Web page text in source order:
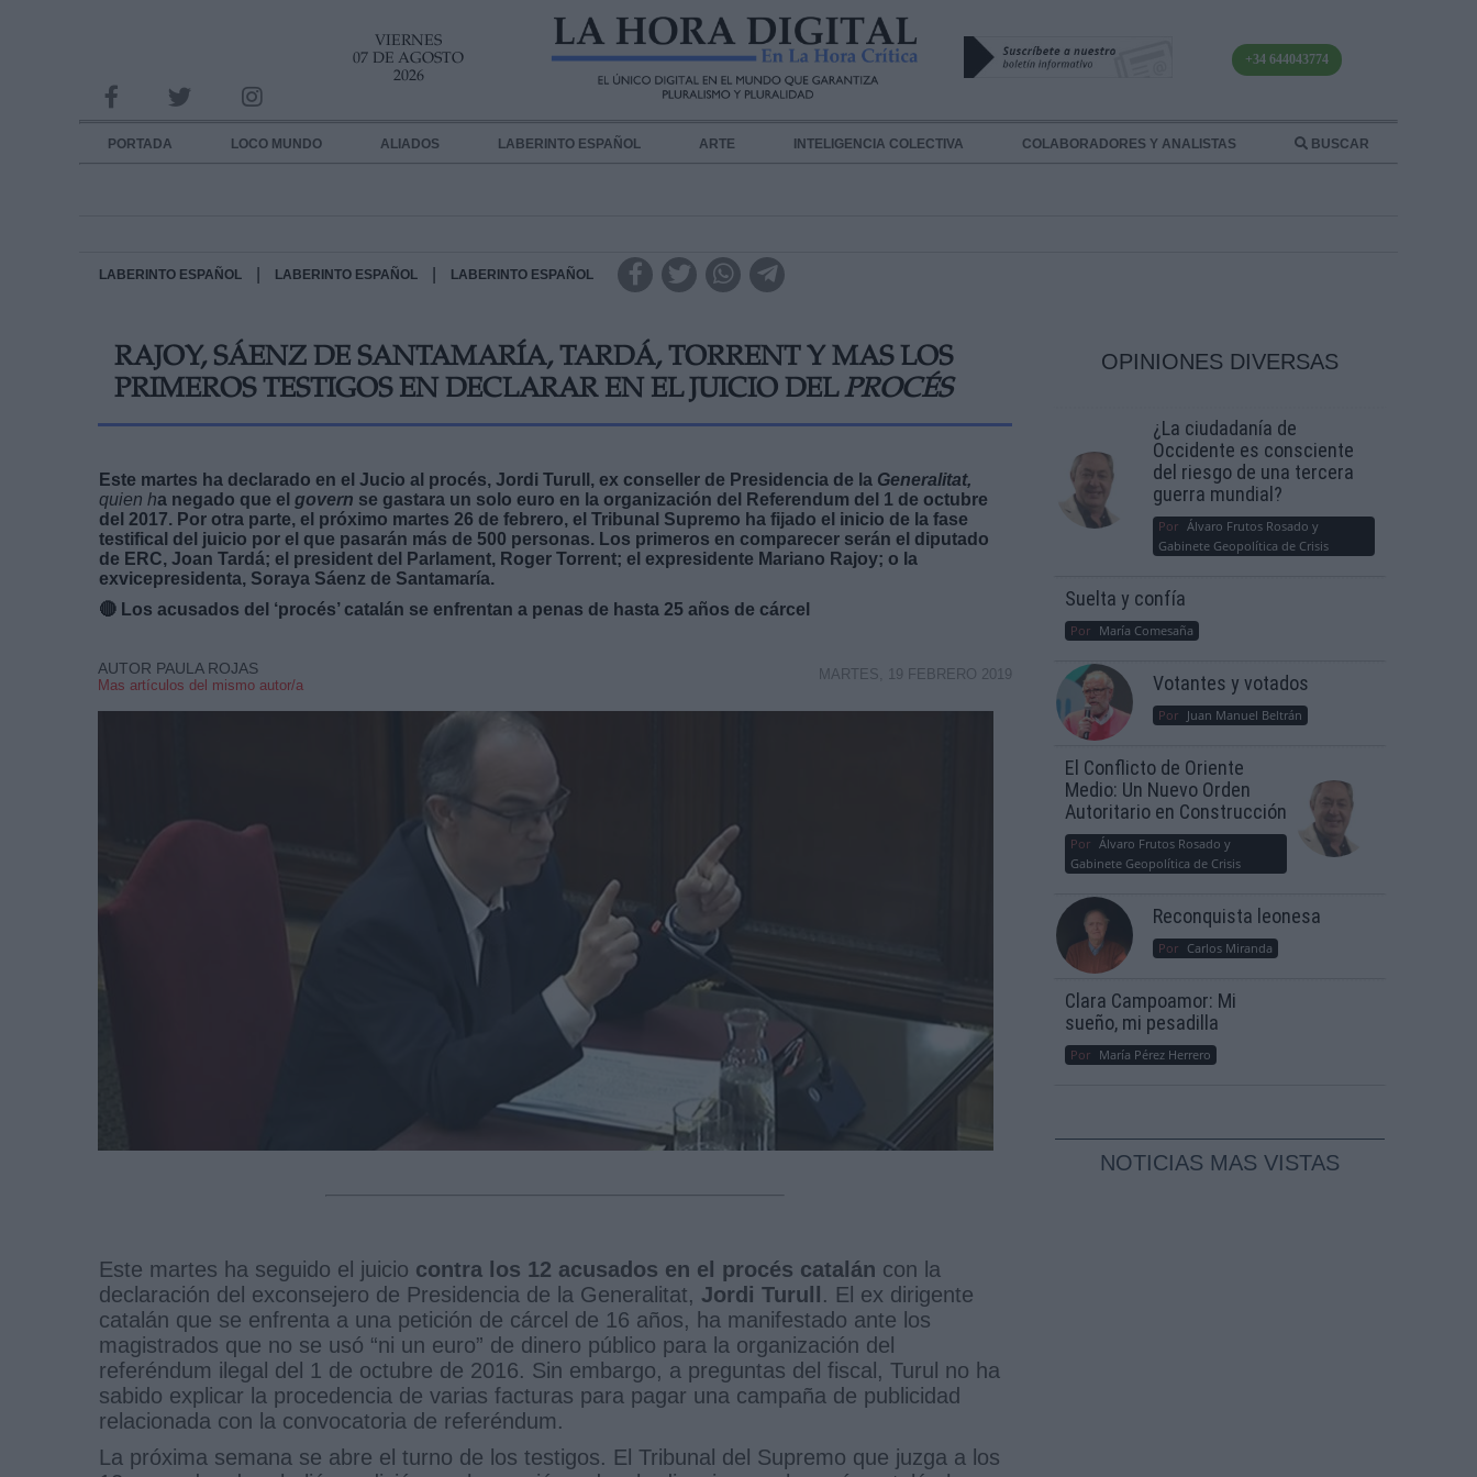
VIERNES
07 DE AGOSTO
2026
+34 644043774
PORTADA LOCO MUNDO ALIADOS LABERINTO ESPAÑOL ARTE INTELIGENCIA COLECTIVA COLABORADORES Y ANALISTAS BUSCAR
LABERINTO ESPAÑOL LABERINTO ESPAÑOL LABERINTO ESPAÑOL
RAJOY, SÁENZ DE SANTAMARÍA, TARDÁ, TORRENT Y MAS LOS
PRIMEROS TESTIGOS EN DECLARAR EN EL JUICIO DELPROCÉS
Este martes ha declarado en el Jucio al procés, Jordi Turull, ex conseller de Presidencia de la Generalitat,
quien ha negado que el govern se gastara un solo euro en la organización del Referendum del 1 de octubre
del 2017. Por otra parte, el próximo martes 26 de febrero, el Tribunal Supremo ha fijado el inicio de la fase
testifical del juicio por el que pasarán más de 500 personas. Los primeros en comparecer serán el diputado
de ERC, Joan Tardá; el president del Parlament, Roger Torrent; el expresidente Mariano Rajoy; o la
exvicepresidenta, Soraya Sáenz de Santamaría.
🔴 Los acusados del ‘procés’ catalán se enfrentan a penas de hasta 25 años de cárcel
AUTOR PAULA ROJAS
Mas artículos del mismo autor/a
MARTES, 19 FEBRERO 2019
Este martes ha seguido el juicio contra los 12 acusados en el procés catalán con la
declaración del exconsejero de Presidencia de la Generalitat, Jordi Turull. El ex dirigente
catalán que se enfrenta a una petición de cárcel de 16 años, ha manifestado ante los
magistrados que no se usó “ni un euro” de dinero público para la organización del
referéndum ilegal del 1 de octubre de 2016. Sin embargo, a preguntas del fiscal, Turul no ha
sabido explicar la procedencia de varias facturas para pagar una campaña de publicidad
relacionada con la convocatoria de referéndum.
La próxima semana se abre el turno de los testigos. El Tribunal del Supremo que juzga a los
OPINIONES DIVERSAS
¿La ciudadanía de
Occidente es consciente
del riesgo de una tercera
guerra mundial?
Por Álvaro Frutos Rosado y
Gabinete Geopolítica de Crisis
Suelta y confía
Por María Comesaña
Votantes y votados
Por Juan Manuel Beltrán
El Conflicto de Oriente
Medio: Un Nuevo Orden
Autoritario en Construcción
Por Álvaro Frutos Rosado y
Gabinete Geopolítica de Crisis
Reconquista leonesa
Por Carlos Miranda
Clara Campoamor: Mi
sueño, mi pesadilla
Por María Pérez Herrero
NOTICIAS MAS VISTAS
INFORMACION SOBRE LA PROTECCIÓN DE TUS DATOS
Responsable:
Destinatarios:
link
Información adicional
link